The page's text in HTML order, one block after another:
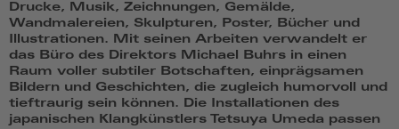
Drucke, Musik, Zeichnungen, Gemälde,
Wandmalereien, Skulpturen, Poster, Bücher und
Illustrationen. Mit seinen Arbeiten verwandelt er
das Büro des Direktors Michael Buhrs in einen
Raum voller subtiler Botschaften, einprägsamen
Bildern und Geschichten, die zugleich humorvoll und
tieftraurig sein können. Die Installationen des
japanischen Klangkünstlers Tetsuya Umeda passen